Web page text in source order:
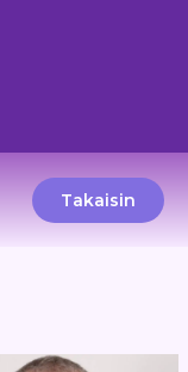
Takaisin